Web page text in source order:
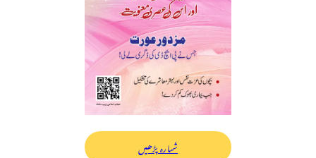
شمارہ پڑھیں